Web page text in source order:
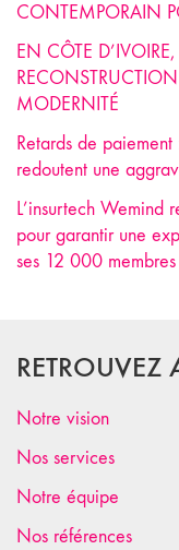
CONTEMPORAIN
EN CÔTE
MODERNITÉ
Retards de
redoutent une
L’insurtech Wemind
pour garantir une
ses 12 000 membres
RETROUVEZ
Notre vision
Nos services
Notre équipe
Nos références